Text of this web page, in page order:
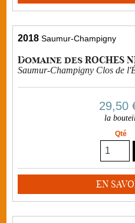
2018 Saumur-Champigny
Domaine des ROCHES
Saumur-Champigny Clos de
29,50
la
Qté
EN